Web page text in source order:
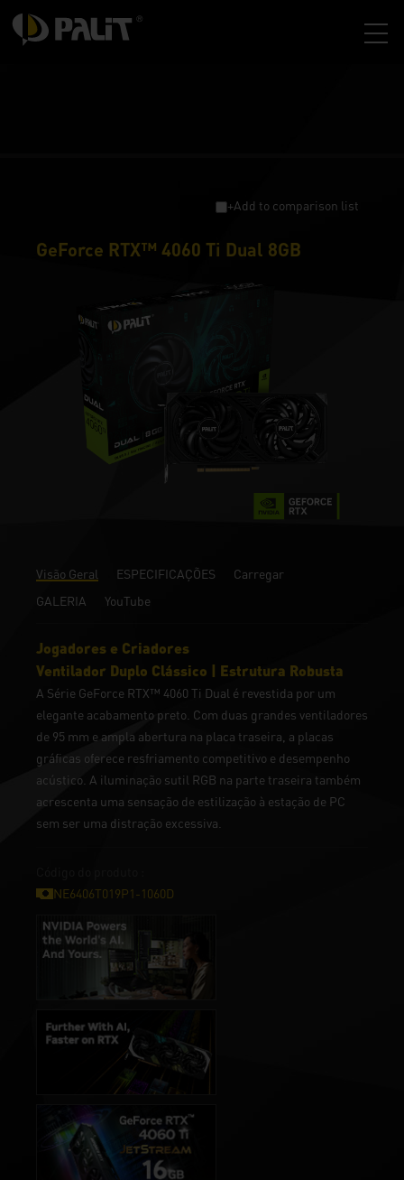
+Add to comparison list
GeForce RTX™ 4060 Ti Dual 8GB
Visão Geral ESPECIFICAÇÕES
Carregar
GALERIA
YouTube
Jogadores e Criadores
Ventilador Duplo Clássico | Estrutura Robusta
A Série GeForce RTX™ 4060 Ti Dual é revestida por um
elegante acabamento preto. Com duas grandes ventiladores
de 95 mm e ampla abertura na placa traseira, a placas
gráficas oferece resfriamento competitivo e desempenho
acústico. A iluminação sutil RGB na parte traseira também
acrescenta uma sensação de estilização à estação de PC
sem ser uma distração excessiva.
NE6406T019P1-1060D